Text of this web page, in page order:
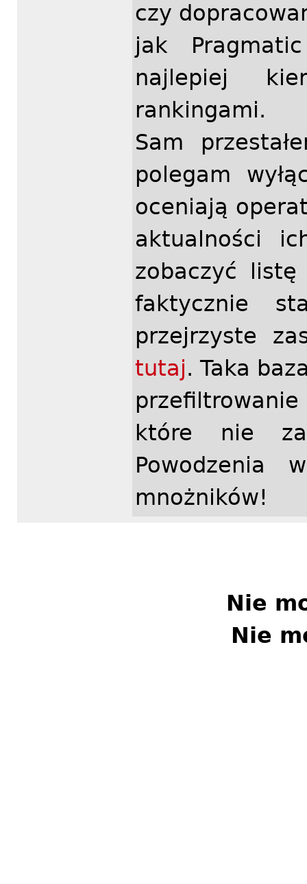
czy
jak
najlepiej
rankingami.
Sam
polegam
oceniają
aktualności
zobaczyć
faktycznie
przejrzyste
tutaj. Taka
które nie
Powodzenia
mnożników!
Nie
Nie